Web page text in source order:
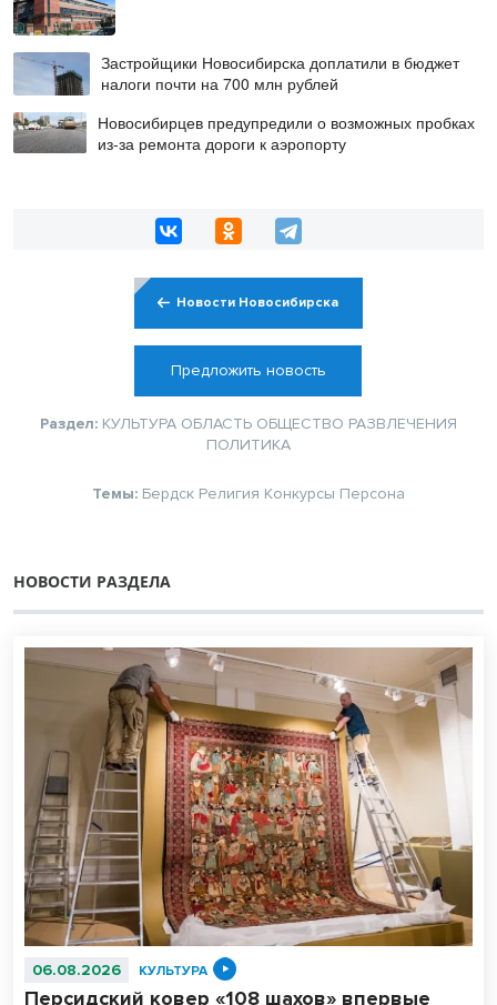
Застройщики Новосибирска доплатили в бюджет
налоги почти на 700 млн рублей
Новосибирцев предупредили о возможных пробках
из-за ремонта дороги к аэропорту
Новости Новосибирска
Предложить новость
Раздел: КУЛЬТУРА ОБЛАСТЬ ОБЩЕСТВО РАЗВЛЕЧЕНИЯ
ПОЛИТИКА
Темы: Бердск Религия Конкурсы Персона
НОВОСТИ РАЗДЕЛА
06.08.2026 КУЛЬТУРА
Персидский ковер «108 шахов» впервые